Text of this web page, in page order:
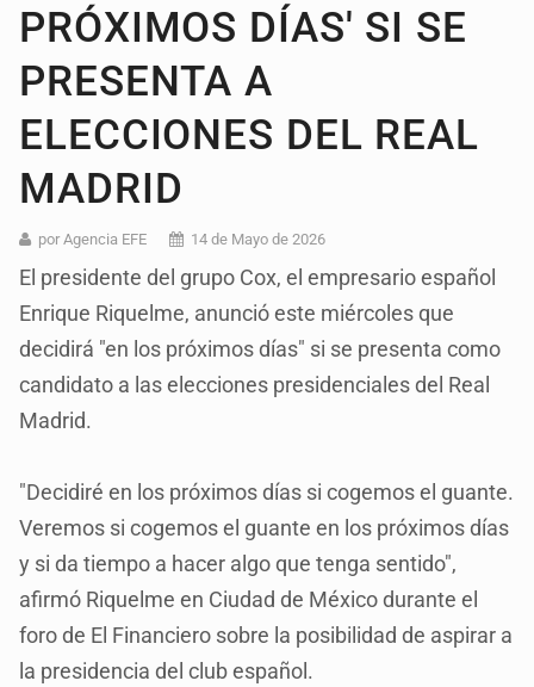
PRÓXIMOS DÍAS' SI SE
PRESENTA A
ELECCIONES DEL REAL
MADRID
por Agencia EFE 14 de Mayo de 2026
El presidente del grupo Cox, el empresario español
Enrique Riquelme, anunció este miércoles que
decidirá "en los próximos días" si se presenta como
candidato a las elecciones presidenciales del Real
Madrid.
"Decidiré en los próximos días si cogemos el guante.
Veremos si cogemos el guante en los próximos días
y si da tiempo a hacer algo que tenga sentido",
afirmó Riquelme en Ciudad de México durante el
foro de El Financiero sobre la posibilidad de aspirar a
la presidencia del club español.